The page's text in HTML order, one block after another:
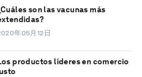
son las vacunas más
年05月12日
productos líderes en comercio